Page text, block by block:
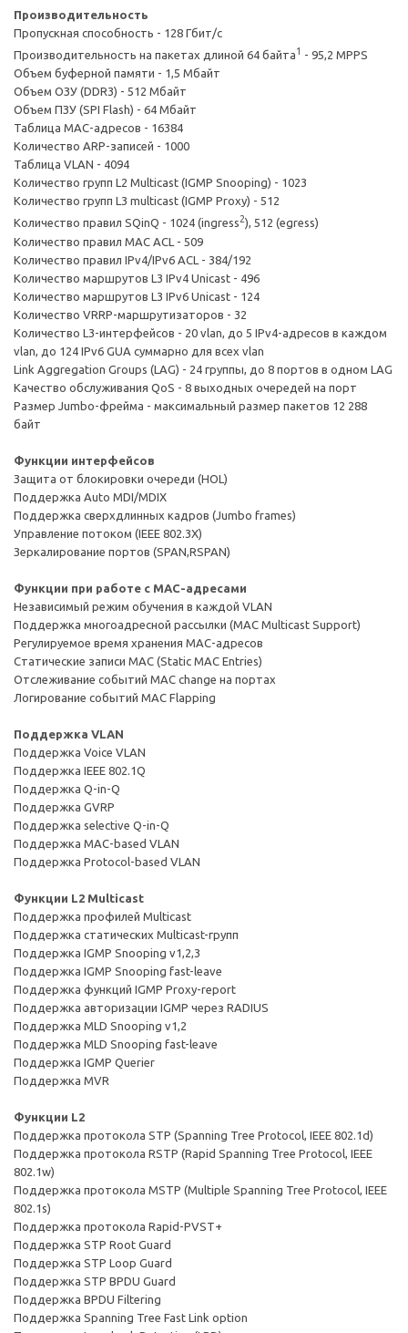
Производительность
Пропускная способность - 128 Гбит/с
Производительность на пакетах длиной 64 байта1 - 95,2 MPPS
Объем буферной памяти - 1,5 Мбайт
Объем ОЗУ (DDR3) - 512 Мбайт
Объем ПЗУ (SPI Flash) - 64 Мбайт
Таблица MAC-адресов - 16384
Количество ARP-записей - 1000
Таблица VLAN - 4094
Количество групп L2 Multicast (IGMP Snooping) - 1023
Количество групп L3 multicast (IGMP Proxy) - 512
Количество правил SQinQ - 1024 (ingress2), 512 (egress)
Количество правил MAC ACL - 509
Количество правил IPv4/IPv6 ACL - 384/192
Количество маршрутов L3 IPv4 Unicast - 496
Количество маршрутов L3 IPv6 Unicast - 124
Количество VRRP-маршрутизаторов - 32
Количество L3-интерфейсов - 20 vlan, до 5 IPv4-адресов в каждом
vlan, до 124 IPv6 GUA суммарно для всех vlan
Link Aggregation Groups (LAG) - 24 группы, до 8 портов в одном LAG
Качество обслуживания QoS - 8 выходных очередей на порт
Размер Jumbo-фрейма - максимальный размер пакетов 12 288
байт
Функции интерфейсов
Защита от блокировки очереди (HOL)
Поддержка Auto MDI/MDIX
Поддержка сверхдлинных кадров (Jumbo frames)
Управление потоком (IEEE 802.3X)
Зеркалирование портов (SPAN,RSPAN)
Функции при работе с МAC-адресами
Независимый режим обучения в каждой VLAN
Поддержка многоадресной рассылки (MAC Multicast Support)
Регулируемое время хранения MAC-адресов
Статические записи MAC (Static MAC Entries)
Отслеживание событий MAC change на портах
Логирование событий MAC Flapping
Поддержка VLAN
Поддержка Voice VLAN
Поддержка IEEE 802.1Q
Поддержка Q-in-Q
Поддержка GVRP
Поддержка selective Q-in-Q
Поддержка MAC-based VLAN
Поддержка Protocol-based VLAN
Функции L2 Multicast
Поддержка профилей Multicast
Поддержка статических Multicast-групп
Поддержка IGMP Snooping v1,2,3
Поддержка IGMP Snooping fast-leave
Поддержка функций IGMP Proxy-report
Поддержка авторизации IGMP через RADIUS
Поддержка MLD Snooping v1,2
Поддержка MLD Snooping fast-leave
Поддержка IGMP Querier
Поддержка MVR
Функции L2
Поддержка протокола STP (Spanning Tree Protocol, IEEE 802.1d)
Поддержка протокола RSTP (Rapid Spanning Tree Protocol, IEEE
802.1w)
Поддержка протокола MSTP (Multiple Spanning Tree Protocol, IEEE
802.1s)
Поддержка протокола Rapid-PVST+
Поддержка STP Root Guard
Поддержка STP Loop Guard
Поддержка STP BPDU Guard
Поддержка BPDU Filtering
Поддержка Spanning Tree Fast Link option